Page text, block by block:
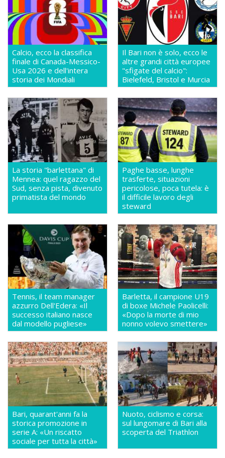
Calcio, ecco la classifica
finale di Canada-Messico-
Usa 2026 e dell'intera
storia dei Mondiali
Il Bari non è solo, ecco le
altre grandi città europee
"sfigate del calcio":
Bielefeld, Bristol e Murcia
La storia "barlettana" di
Mennea: quel ragazzo del
Sud, senza pista, divenuto
primatista del mondo
Paghe basse, lunghe
trasferte, situazioni
pericolose, poca tutela: è
il difficile lavoro degli
steward
Tennis, il team manager
azzurro Dell'Edera: «Il
successo italiano nasce
dal modello pugliese»
Barletta, il campione U19
di boxe Michele Paolicelli:
«Dopo la morte di mio
nonno volevo smettere»
Bari, quarant'anni fa la
storica promozione in
serie A: «Un riscatto
sociale per tutta la città»
Nuoto, ciclismo e corsa:
sul lungomare di Bari alla
scoperta del Triathlon